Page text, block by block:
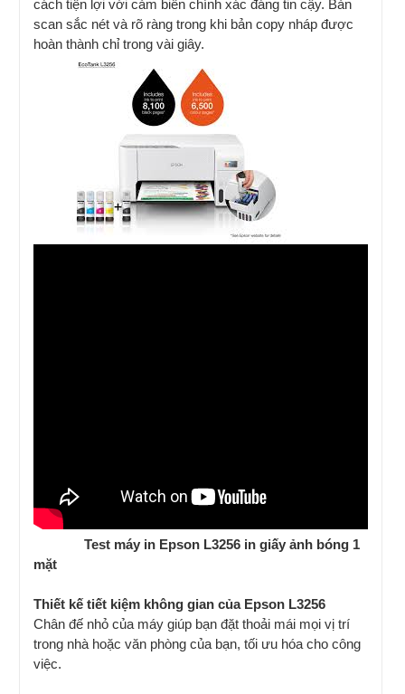
cách tiện lợi với cảm biến chính xác đáng tin cậy. Bản
scan sắc nét và rõ ràng trong khi bản copy nháp được
hoàn thành chỉ trong vài giây.
Test máy in Epson L3256 in giấy ảnh bóng 1
mặt
Thiết kế tiết kiệm không gian của Epson L3256
Chân đế nhỏ của máy giúp bạn đặt thoải mái mọi vị trí
trong nhà hoặc văn phòng của bạn, tối ưu hóa cho công
việc.